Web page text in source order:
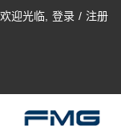
欢迎光临, 登录 / 注册